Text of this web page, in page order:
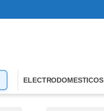
ELECTRODOMESTICOS